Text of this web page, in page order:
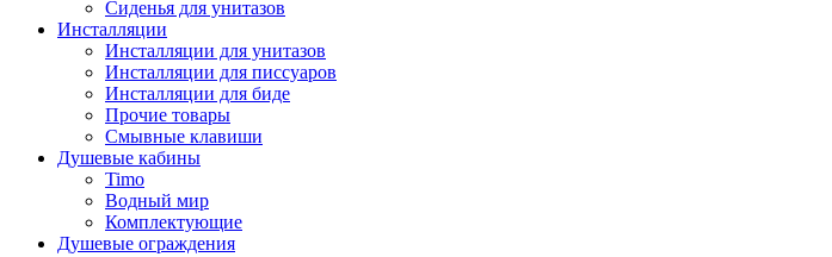
Сиденья для унитазов
Инсталляции
Инсталляции для унитазов
Инсталляции для писсуаров
Инсталляции для биде
Прочие товары
Смывные клавиши
Душевые кабины
Timo
Водный мир
Комплектующие
Душевые ограждения